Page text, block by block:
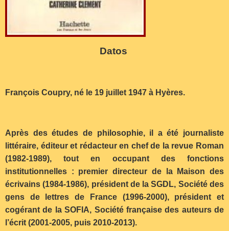
Datos
François Coupry, né le 19 juillet 1947 à Hyères.
Après des études de philosophie, il a été journaliste
littéraire, éditeur et rédacteur en chef de la revue Roman
(1982-1989), tout en occupant des fonctions
institutionnelles : premier directeur de la Maison des
écrivains (1984-1986), président de la SGDL, Société des
gens de lettres de France (1996-2000), président et
cogérant de la SOFIA, Société française des auteurs de
l’écrit (2001-2005, puis 2010-2013).